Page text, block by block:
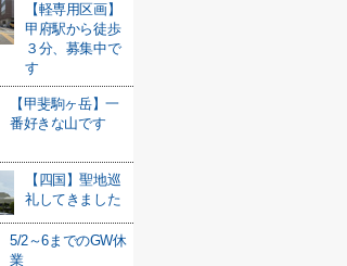
【軽専用区画】
甲府駅から徒歩
３分、募集中で
す
【甲斐駒ヶ岳】一
番好きな山です
【四国】聖地巡
礼してきました
5/2～6までのGW休
業